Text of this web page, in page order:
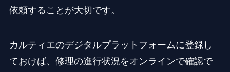
依頼することが大切です。
カルティエのデジタルプラットフォームに登録し
ておけば、修理の進行状況をオンラインで確認で